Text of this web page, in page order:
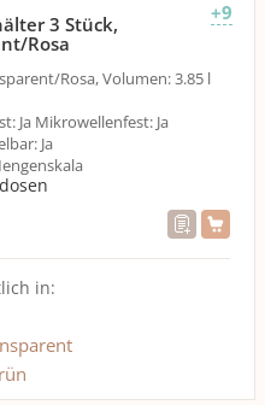
+9
3 Stück,
Rosa
Rosa, Volumen: 3.85 l
Ja Mikrowellenfest: Ja
Ja
in: